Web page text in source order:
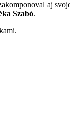
aj
Szabó.